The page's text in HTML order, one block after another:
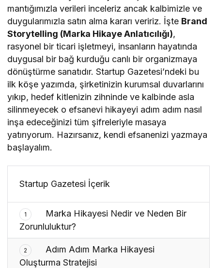
mantığımızla verileri inceleriz ancak kalbimizle ve
duygularımızla satın alma kararı veririz. İşte Brand
Storytelling (Marka Hikaye Anlatıcılığı),
rasyonel bir ticari işletmeyi, insanların hayatında
duygusal bir bağ kurduğu canlı bir organizmaya
dönüştürme sanatıdır. Startup Gazetesi’ndeki bu
ilk köşe yazımda, şirketinizin kurumsal duvarlarını
yıkıp, hedef kitlenizin zihninde ve kalbinde asla
silinmeyecek o efsanevi hikayeyi adım adım nasıl
inşa edeceğinizi tüm şifreleriyle masaya
yatırıyorum. Hazırsanız, kendi efsanenizi yazmaya
başlayalım.
Startup Gazetesi İçerik
1
Marka Hikayesi Nedir ve Neden Bir
Zorunluluktur?
2
Adım Adım Marka Hikayesi
Oluşturma Stratejisi